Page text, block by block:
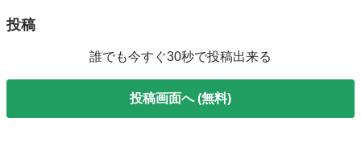
投稿
誰でも今すぐ30秒で投稿出来る
投稿画面へ (無料)